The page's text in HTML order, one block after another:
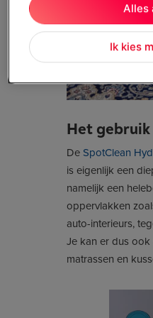
Het gebruik
De SpotClean
is eigenlijk een
namelijk een
oppervlakken
auto-interieurs,
Je kan er dus ook
matrassen en
Ik kies
Alles